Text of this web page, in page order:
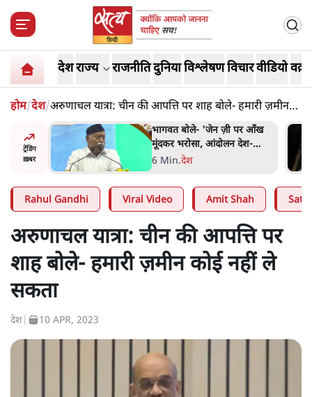
देशराज्य राजनीतिदुनियाविश्लेषणविचारवीडियो
होम/देश/अरुणाचल यात्रा: चीन की आपत्ति पर शाह बोले- हमारी ज़मीन
कोई नहीं ले सकता
ट्रेंडिंग
ख़बर
बोले थे-
अतीक अहमद के बेटे अबान अहमद
की सड़क हादसे में मौत, जेल में बंद
भाई से मिलने जा रहे थे
5 Min.उत्तर प्रदेश
Rahul Gandhi Viral Video Amit Shah
अरुणाचल यात्रा: चीन की आपत्ति पर
शाह बोले- हमारी ज़मीन कोई नहीं ले
सकता
देश 10 APR, 2023